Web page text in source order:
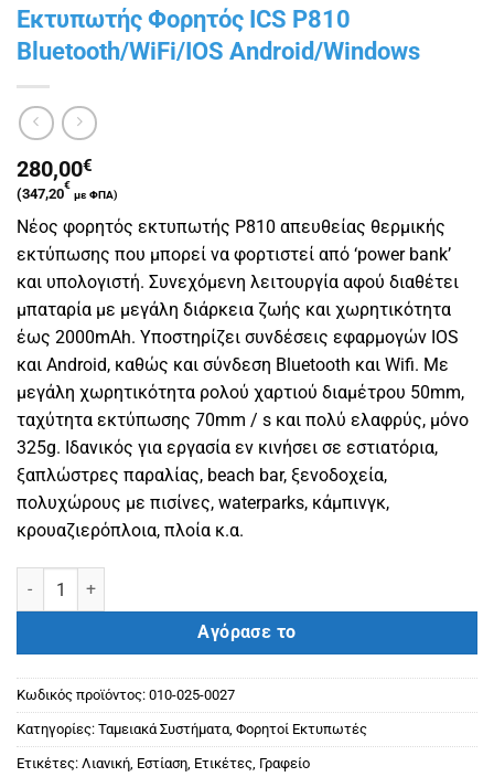
Εκτυπωτής Φορητός ICS P810
Bluetooth/WiFi/IOS Android/Windows
280,00€
(347,20
€
με ΦΠΑ)
Νέος φορητός εκτυπωτής P810 απευθείας θερμικής
εκτύπωσης που μπορεί να φορτιστεί από ‘power bank’
και υπολογιστή. Συνεχόμενη λειτουργία αφού διαθέτει
μπαταρία με μεγάλη διάρκεια ζωής και χωρητικότητα
έως 2000mAh. Υποστηρίζει συνδέσεις εφαρμογών IOS
και Android, καθώς και σύνδεση Bluetooth και Wifi. Με
μεγάλη χωρητικότητα ρολού χαρτιού διαμέτρου 50mm,
ταχύτητα εκτύπωσης 70mm / s και πολύ ελαφρύς, μόνο
325g. Ιδανικός για εργασία εν κινήσει σε εστιατόρια,
ξαπλώστρες παραλίας, beach bar, ξενοδοχεία,
πολυχώρους με πισίνες, waterparks, κάμπινγκ,
κρουαζιερόπλοια, πλοία κ.α.
Εκτυπωτής Φορητός ICS P810 Bluetooth/WiFi/IOS Android/
Αγόρασε το
Κωδικός προϊόντος: 010-025-0027
Κατηγορίες: Ταμειακά Συστήματα, Φορητοί Εκτυπωτές
Ετικέτες: Λιανική, Εστίαση, Ετικέτες, Γραφείο